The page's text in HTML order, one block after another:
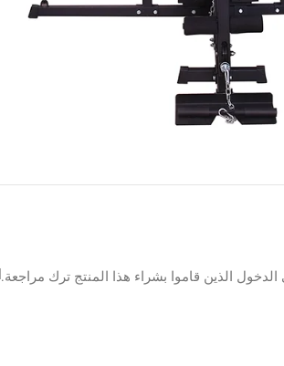
الذين قاموا بشراء هذا المنتج ترك مراجعة.